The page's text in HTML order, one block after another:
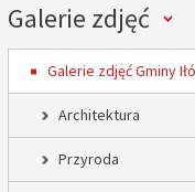
Menu
Galerie zdjęć
Galerie zdjęć Gminy
Architektura
Przyroda